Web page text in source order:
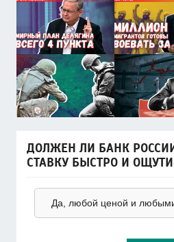
ДОЛЖЕН ЛИ БАНК
СТАВКУ БЫСТРО И